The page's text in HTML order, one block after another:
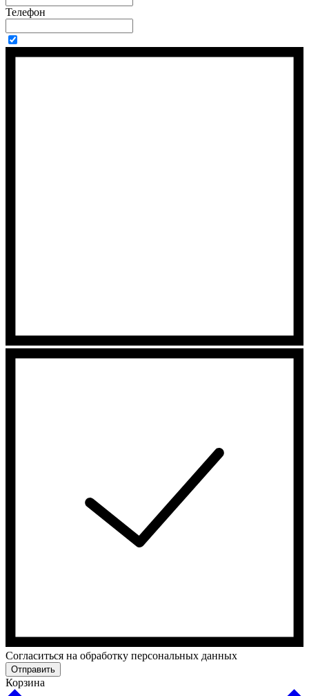
Телефон
Cогласиться на обработку персональных данных
Отправить
Корзина